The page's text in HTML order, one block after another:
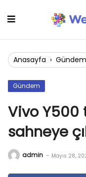
Anasayfa › Gündem
Gündem
Vivo Y500
sahneye
admin - Mayıs 28,